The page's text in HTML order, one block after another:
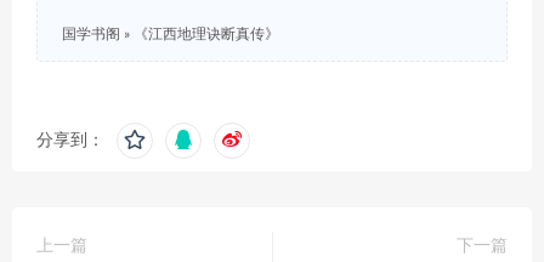
国学书阁 » 《江西地理诀断真传》
分享到：
上一篇
下一篇